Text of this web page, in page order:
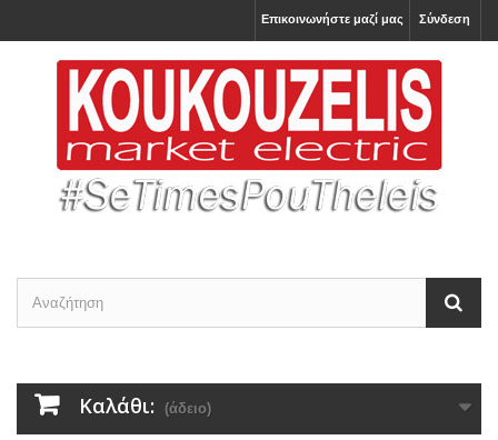
Σύνδεση
Επικοινωνήστε μαζί μας
Καλάθι: (άδειο)